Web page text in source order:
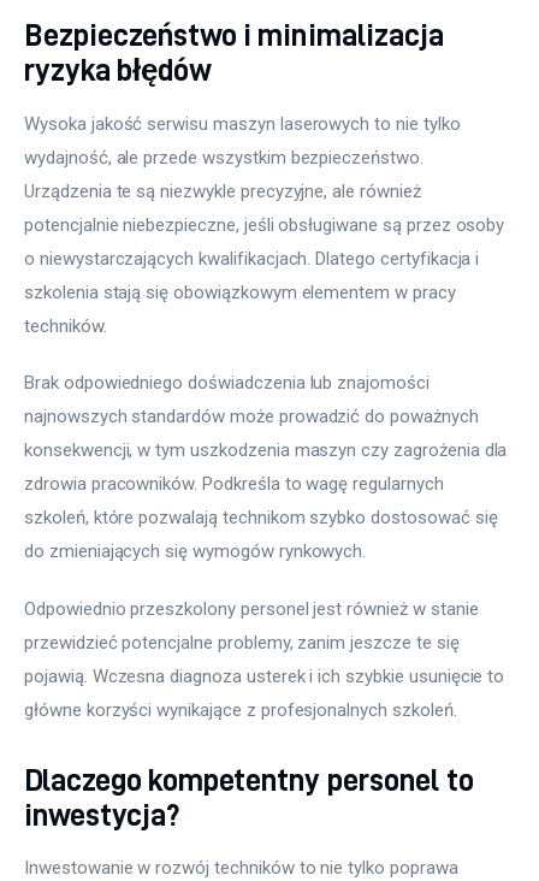
Bezpieczeństwo i minimalizacja
ryzyka błędów
Wysoka jakość serwisu maszyn laserowych to nie tylko
wydajność, ale przede wszystkim bezpieczeństwo.
Urządzenia te są niezwykle precyzyjne, ale również
potencjalnie niebezpieczne, jeśli obsługiwane są przez osoby
o niewystarczających kwalifikacjach. Dlatego certyfikacja i
szkolenia stają się obowiązkowym elementem w pracy
techników.
Brak odpowiedniego doświadczenia lub znajomości
najnowszych standardów może prowadzić do poważnych
konsekwencji, w tym uszkodzenia maszyn czy zagrożenia dla
zdrowia pracowników. Podkreśla to wagę regularnych
szkoleń, które pozwalają technikom szybko dostosować się
do zmieniających się wymogów rynkowych.
Odpowiednio przeszkolony personel jest również w stanie
przewidzieć potencjalne problemy, zanim jeszcze te się
pojawią. Wczesna diagnoza usterek i ich szybkie usunięcie to
główne korzyści wynikające z profesjonalnych szkoleń.
Dlaczego kompetentny personel to
inwestycja?
Inwestowanie w rozwój techników to nie tylko poprawa